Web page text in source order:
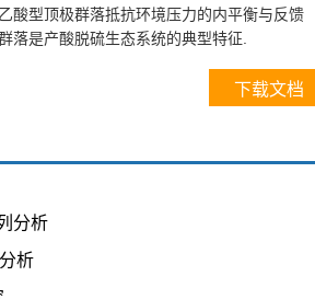
酸型顶极群落抵抗环境压力的内平衡与反馈
落是产酸脱硫生态系统的典型特征.
下载文档
分析
析